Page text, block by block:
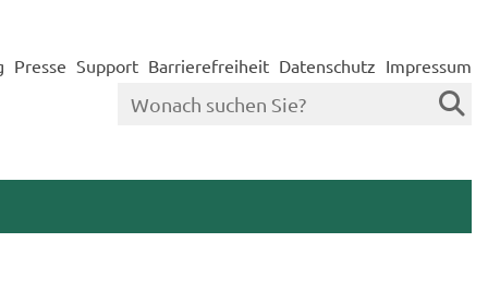
Presse Support Barrierefreiheit Datenschutz Impressum